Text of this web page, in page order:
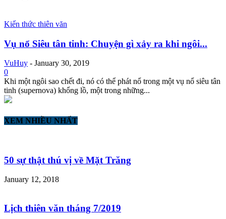
Kiến thức thiên văn
Vụ nổ Siêu tân tinh: Chuyện gì xảy ra khi ngôi...
VuHuy - January 30, 2019
0
Khi một ngôi sao chết đi, nó có thể phát nổ trong một vụ nổ siêu tân
tinh (supernova) khổng lồ, một trong những...
XEM NHIỀU NHẤT
50 sự thật thú vị về Mặt Trăng
January 12, 2018
Lịch thiên văn tháng 7/2019